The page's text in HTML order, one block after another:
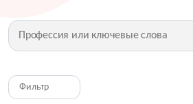
Фильтр